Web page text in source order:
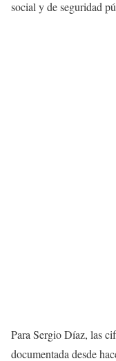
social y de seguridad
Para Sergio Díaz, las
documentada desde